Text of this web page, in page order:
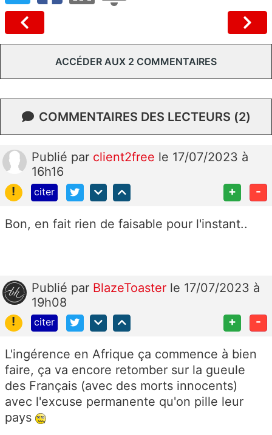
ACCÉDER AUX 2 COMMENTAIRES
COMMENTAIRES DES LECTEURS (2)
Publié par client2free le 17/07/2023 à
16h16
!
citer + -
Bon, en fait rien de faisable pour l'instant..
Publié par BlazeToaster le 17/07/2023 à
19h08
!
citer + -
L'ingérence en Afrique ça commence à bien
faire, ça va encore retomber sur la gueule
des Français (avec des morts innocents)
avec l'excuse permanente qu'on pille leur
pays